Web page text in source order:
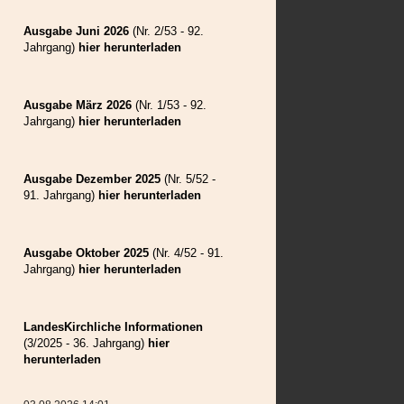
Zeiden
Ausgabe Juni 2026 (Nr. 2/53 - 92.
Jahrgang) hier herunterladen
Ausgabe März 2026 (Nr. 1/53 - 92.
Jahrgang) hier herunterladen
Ausgabe Dezember 2025 (Nr. 5/52 -
91. Jahrgang) hier herunterladen
Ausgabe Oktober 2025 (Nr. 4/52 - 91.
Jahrgang) hier herunterladen
LandesKirchliche Informationen
(3/2025 - 36. Jahrgang) hier
herunterladen